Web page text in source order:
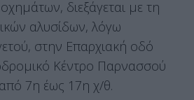
διεξάγεται με τη
αλυσίδων, λόγω
στην Επαρχιακή οδό
Κέντρο Παρνασσού
7η έως 17η χ/θ.